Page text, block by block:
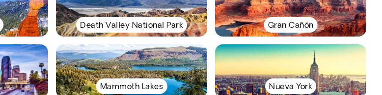
Death Valley National Park Gran Cañón
Mammoth Lakes Nueva York